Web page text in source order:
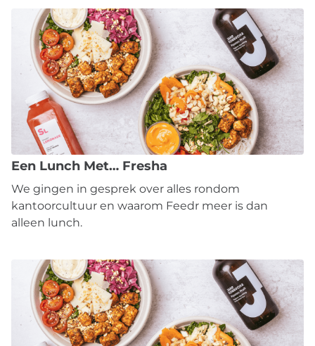
Een Lunch Met… Fresha
We gingen in gesprek over alles rondom
kantoorcultuur en waarom Feedr meer is dan
alleen lunch.